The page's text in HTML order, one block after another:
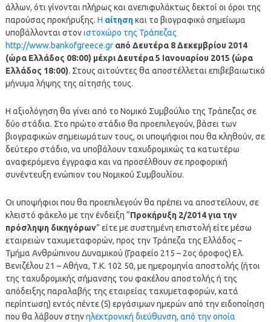
άλλων, ότι γίνονται πλήρως και ανεπιφυλάκτως δεκτοί οι όροι της
παρούσας προκήρυξης. Η αίτησηκαι το βιογραφικό σημείωμα
υποβάλλονται στονιστοχώρο της Τράπεζας
http://www.bankofgreece.gr από Δευτέρα 8 Δεκεμβρίου 2014
(ώρα Ελλάδος 08:00) μέχρι Δευτέρα 5 Ιανουαρίου 2015 (ώρα
Ελλάδος 18:00). Στους αιτούντες θα αποστέλλεται επιβεβαιωτικό
μήνυμα λήψης της αίτησής τους.
Η αξιολόγηση θα γίνει από το Νομικό Συμβούλιο της Τράπεζας σε
δύο στάδια. Στο πρώτο στάδιο θα προεπιλεγούν, βάσει των
βιογραφικών σημειωμάτων τους, οι υποψήφιοι που θα κληθούν, σε
δεύτερο στάδιο, να υποβάλουν ταχυδρομικώς τα κατωτέρω
αναφερόμενα έγγραφα και να προσέλθουν σε προφορική
συνέντευξη ενώπιον του Νομικού Συμβουλίου.
Οι υποψήφιοι που θα προεπιλεγούν θα πρέπει να αποστείλουν, σε
κλειστό φάκελο με την ένδειξη “Προκήρυξη 2/2014 για την
πρόσληψη δικηγόρων” είτε με συστημένη επιστολή είτε μέσω
εταιρειών ταχυμεταφορών, προς την Τράπεζα της Ελλάδος –
Τμήμα Ανθρώπινου Δυναμικού (Γραφείο 215 – 2ος όροφος) Ελ.
Βενιζέλου 21 – Αθήνα, Τ.Κ. 102 50, με ημερομηνία αποστολής (ήτοι
της ταχυδρομικής σήμανσης του φακέλου αποστολής ή της
απόδειξης παραλαβής της εταιρείας ταχυμεταφορών, κατά
περίπτωση) εντός πέντε (5) εργάσιμων ημερών από την ειδοποίηση
που θα λάβουν στηνηλεκτρονική διεύθυνση, από την οποία